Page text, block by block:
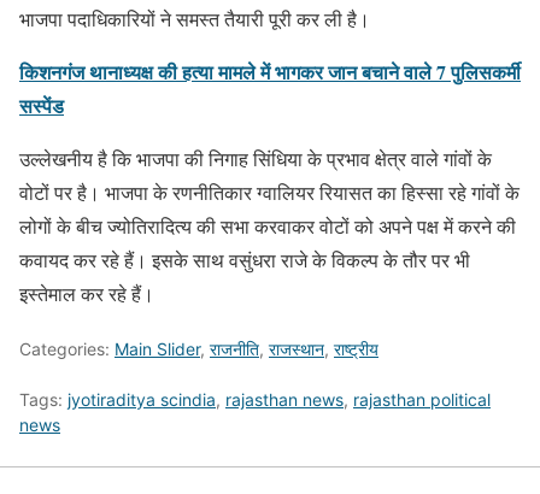
भाजपा पदाधिकारियों ने समस्त तैयारी पूरी कर ली है।
किशनगंज थानाध्यक्ष की हत्या मामले में भागकर जान बचाने वाले 7 पुलिसकर्मी
सस्पेंड
उल्लेखनीय है कि भाजपा की निगाह सिंधिया के प्रभाव क्षेत्र वाले गांवों के
वोटों पर है। भाजपा के रणनीतिकार ग्वालियर रियासत का हिस्सा रहे गांवों के
लोगों के बीच ज्योतिरादित्य की सभा करवाकर वोटों को अपने पक्ष में करने की
कवायद कर रहे हैं। इसके साथ वसुंधरा राजे के विकल्प के तौर पर भी
इस्तेमाल कर रहे हैं।
Categories: Main Slider, राजनीति, राजस्थान, राष्ट्रीय
Tags: jyotiraditya scindia, rajasthan news, rajasthan political
news